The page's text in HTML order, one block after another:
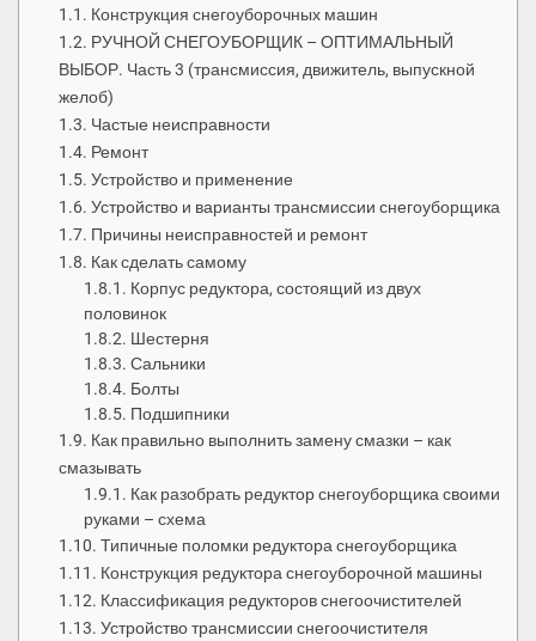
Конструкция снегоуборочных машин
РУЧНОЙ СНЕГОУБОРЩИК – ОПТИМАЛЬНЫЙ
ВЫБОР. Часть 3 (трансмиссия, движитель, выпускной
желоб)
Частые неисправности
Ремонт
Устройство и применение
Устройство и варианты трансмиссии снегоуборщика
Причины неисправностей и ремонт
Как сделать самому
Корпус редуктора, состоящий из двух
половинок
Шестерня
Сальники
Болты
Подшипники
Как правильно выполнить замену смазки – как
смазывать
Как разобрать редуктор снегоуборщика своими
руками – схема
Типичные поломки редуктора снегоуборщика
Конструкция редуктора снегоуборочной машины
Классификация редукторов снегоочистителей
Устройство трансмиссии снегоочистителя